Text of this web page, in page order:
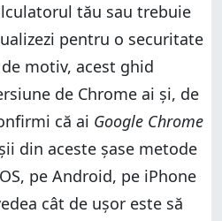
tău sau trebuie
pentru o securitate
motiv, acest ghid
de Chrome ai și, de
că ai Google Chrome
din aceste șase metode
pe Android, pe iPhone
cât de ușor este să